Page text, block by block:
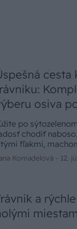
osiva
po
chodiť
fľakmi,
dokonalý
záhradkárov.
zmesi pre
pravidiel
Komadelová - 12.
a